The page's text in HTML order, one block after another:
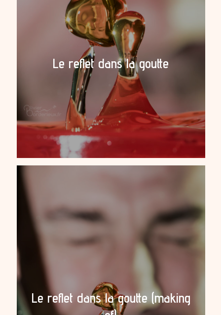
Le reflet dans la goutte
Le reflet dans la goutte (making